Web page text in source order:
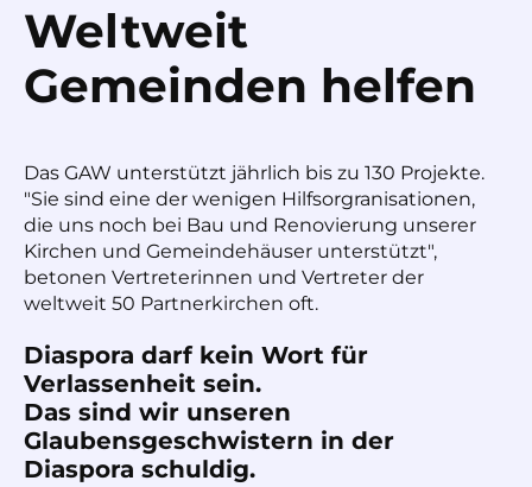
Weltweit
Gemeinden helfen
Das GAW unterstützt jährlich bis zu 130 Projekte.
"Sie sind eine der wenigen Hilfsorgranisationen,
die uns noch bei Bau und Renovierung unserer
Kirchen und Gemeindehäuser unterstützt",
betonen Vertreterinnen und Vertreter der
weltweit 50 Partnerkirchen oft.
Diaspora darf kein Wort für
Verlassenheit sein.
Das sind wir unseren
Glaubensgeschwistern in der
Diaspora schuldig.